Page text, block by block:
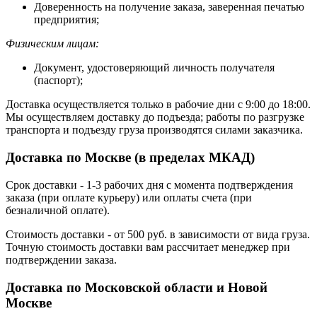
Доверенность на получение заказа, заверенная печатью
предприятия;
Физическим лицам:
Документ, удостоверяющий личность получателя
(паспорт);
Доставка осуществляется только в рабочие дни с 9:00 до 18:00.
Мы осуществляем доставку до подъезда; работы по разгрузке
транспорта и подъезду груза производятся силами заказчика.
Доставка по Москве (в пределах МКАД)
Срок доставки - 1-3 рабочих дня с момента подтверждения
заказа (при оплате курьеру) или оплаты счета (при
безналичной оплате).
Стоимость доставки - от 500 руб. в зависимости от вида груза.
Точную стоимость доставки вам рассчитает менеджер при
подтверждении заказа.
Доставка по Московской области и Новой
Москве